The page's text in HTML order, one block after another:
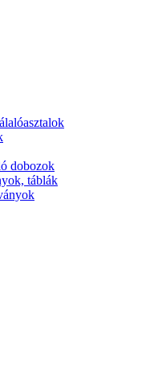
dobozok
táblák